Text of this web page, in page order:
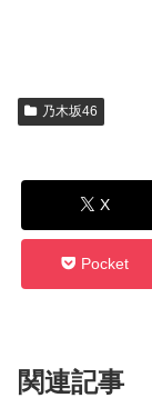
乃木坂46
X
Pocket
関連記事